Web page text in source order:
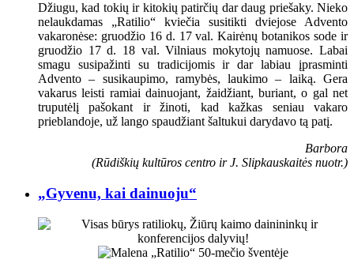
Džiugu, kad tokių ir kitokių patirčių dar daug priešaky. Nieko
nelaukdamas „Ratilio“ kviečia susitikti dviejose Advento
vakaronėse: gruodžio 16 d. 17 val. Kairėnų botanikos sode ir
gruodžio 17 d. 18 val. Vilniaus mokytojų namuose. Labai
smagu susipažinti su tradicijomis ir dar labiau įprasminti
Advento – susikaupimo, ramybės, laukimo – laiką. Gera
vakarus leisti ramiai dainuojant, žaidžiant, buriant, o gal net
truputėlį pašokant ir žinoti, kad kažkas seniau vakaro
prieblandoje, už lango spaudžiant šaltukui darydavo tą patį.
Barbora
(Rūdiškių kultūros centro ir J. Slipkauskaitės nuotr.)
„Gyvenu, kai dainuoju“